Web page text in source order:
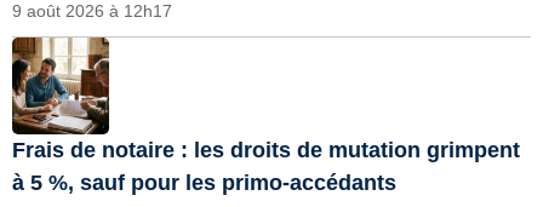
9 août 2026 à 12h17
Frais de notaire : les droits de mutation grimpent
à 5 %, sauf pour les primo-accédants